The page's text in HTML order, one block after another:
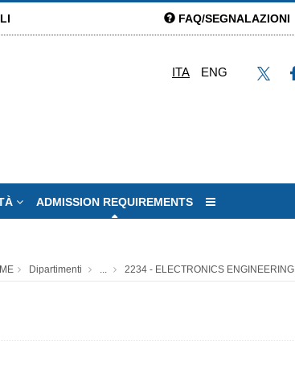
FAQ/SEGNALAZIONI
ITA ENG
ADMISSION REQUIREMENTS
Dipartimenti ... 2234 - ELECTRONICS ENGINEERING